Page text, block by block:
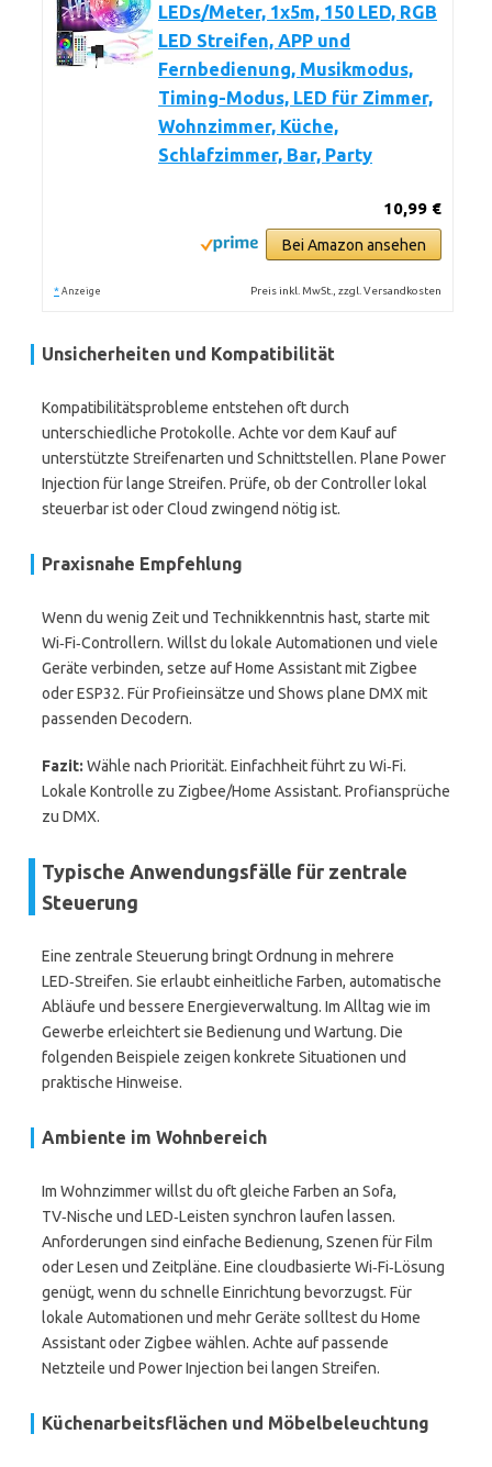
LEDs/Meter, 1x5m, 150 LED, RGB
LED Streifen, APP und
Fernbedienung, Musikmodus,
Timing-Modus, LED für Zimmer,
Wohnzimmer, Küche,
Schlafzimmer, Bar, Party
10,99 €
Bei Amazon ansehen
* Anzeige Preis inkl. MwSt., zzgl. Versandkosten
Unsicherheiten und Kompatibilität
Kompatibilitätsprobleme entstehen oft durch
unterschiedliche Protokolle. Achte vor dem Kauf auf
unterstützte Streifenarten und Schnittstellen. Plane Power
Injection für lange Streifen. Prüfe, ob der Controller lokal
steuerbar ist oder Cloud zwingend nötig ist.
Praxisnahe Empfehlung
Wenn du wenig Zeit und Technikkenntnis hast, starte mit
Wi‑Fi‑Controllern. Willst du lokale Automationen und viele
Geräte verbinden, setze auf Home Assistant mit Zigbee
oder ESP32. Für Profieinsätze und Shows plane DMX mit
passenden Decodern.
Fazit: Wähle nach Priorität. Einfachheit führt zu Wi‑Fi.
Lokale Kontrolle zu Zigbee/Home Assistant. Profiansprüche
zu DMX.
Typische Anwendungsfälle für zentrale
Steuerung
Eine zentrale Steuerung bringt Ordnung in mehrere
LED‑Streifen. Sie erlaubt einheitliche Farben, automatische
Abläufe und bessere Energieverwaltung. Im Alltag wie im
Gewerbe erleichtert sie Bedienung und Wartung. Die
folgenden Beispiele zeigen konkrete Situationen und
praktische Hinweise.
Ambiente im Wohnbereich
Im Wohnzimmer willst du oft gleiche Farben an Sofa,
TV‑Nische und LED‑Leisten synchron laufen lassen.
Anforderungen sind einfache Bedienung, Szenen für Film
oder Lesen und Zeitpläne. Eine cloudbasierte Wi‑Fi‑Lösung
genügt, wenn du schnelle Einrichtung bevorzugst. Für
lokale Automationen und mehr Geräte solltest du Home
Assistant oder Zigbee wählen. Achte auf passende
Netzteile und Power Injection bei langen Streifen.
Küchenarbeitsflächen und Möbelbeleuchtung